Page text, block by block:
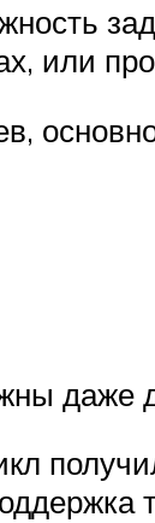
или
даже